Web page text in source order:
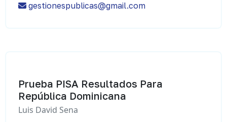
gestionespublicas@gmail.com
Prueba PISA Resultados Para
República Dominicana
Luis David Sena